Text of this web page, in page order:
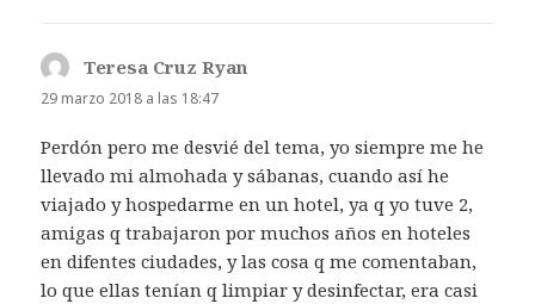
Teresa Cruz Ryan
29 marzo 2018 a las 18:47
Perdón pero me desvié del tema, yo siempre me he
llevado mi almohada y sábanas, cuando así he
viajado y hospedarme en un hotel, ya q yo tuve 2,
amigas q trabajaron por muchos años en hoteles
en difentes ciudades, y las cosa q me comentaban,
lo que ellas tenían q limpiar y desinfectar, era casi